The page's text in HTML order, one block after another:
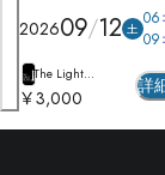
ㅦㅧㆍㅶㄕㅔㄎㄏ馟笿搀狍磼
ㄸ岌ㅝ但ㅓㅗㄶㅒㅢㅜㅍㅾㄾㅄー
桋偼㆐脞ㅯ癃ㅭㆌ騂ㆡㆴźŮㅸ
ㆧㅑ
傦倌㆞㇃琄倐擿畞倾婰㇉㈻㈠
珧㇧㇗㇧ㇱㆄ㈨㉣㈪㉈賸豟㇖
202609 12 土 06
09
The Light
House（北九州本
店）
￥3,000
詳